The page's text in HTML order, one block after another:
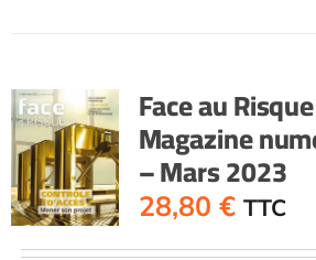
Face au Risque
Magazine
– Mars 2023
28,80 € TTC